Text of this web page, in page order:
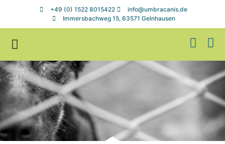
+49 (0) 1522 8015422
info@umbracanis.de
Immersbachweg 15, 63571 Gelnhausen